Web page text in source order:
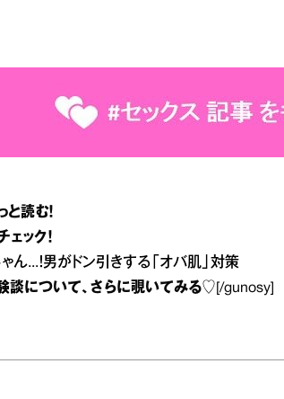
読む！
ック！
ん...！男がドン引きする「オバ肌」対策
談について、さらに覗いてみる♡ [/gunosy]